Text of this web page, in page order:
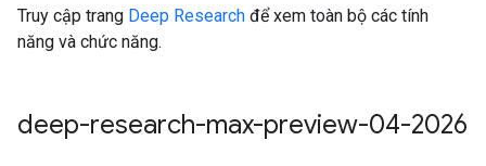
Truy cập trang Deep Research để xem toàn bộ các tính
năng và chức năng.
deep-research-max-preview-04-2026